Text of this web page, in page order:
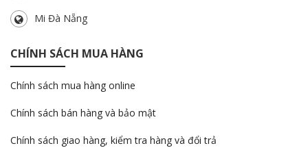
Mi Đà Nẵng
CHÍNH SÁCH MUA HÀNG
Chính sách mua hàng online
Chính sách bán hàng và bảo mật
Chính sách giao hàng, kiểm tra hàng và đổi trả